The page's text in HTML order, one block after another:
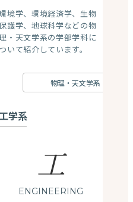
境学、環境経済学、生物
護学、地球科学などの物
・天文学系の学部学科に
ついて紹介しています。
物理・天文学系
学系
工
ENGINEERING